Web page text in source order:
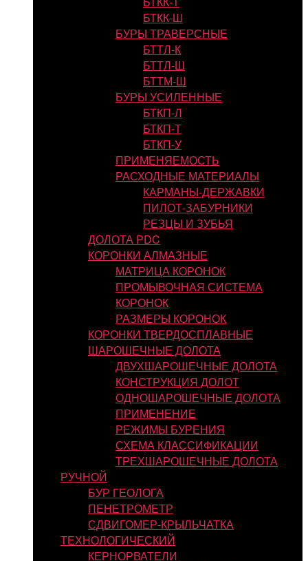
БТКК-Ш
БУРЫ ТРАВЕРСНЫЕ
БТТЛ-К
БТТЛ-Ш
БТТМ-Ш
БУРЫ УСИЛЕННЫЕ
БТКП-Л
БТКП-Т
БТКП-У
ПРИМЕНЯЕМОСТЬ
РАСХОДНЫЕ МАТЕРИАЛЫ
КАРМАНЫ-ДЕРЖАВКИ
ПИЛОТ-ЗАБУРНИКИ
РЕЗЦЫ И ЗУБЬЯ
ДОЛОТА PDC
КОРОНКИ АЛМАЗНЫЕ
МАТРИЦА КОРОНОК
ПРОМЫВОЧНАЯ СИСТЕМА
КОРОНОК
РАЗМЕРЫ КОРОНОК
КОРОНКИ ТВЕРДОСПЛАВНЫЕ
ШАРОШЕЧНЫЕ ДОЛОТА
ДВУХШАРОШЕЧНЫЕ ДОЛОТА
КОНСТРУКЦИЯ ДОЛОТ
ОДНОШАРОШЕЧНЫЕ ДОЛОТА
ПРИМЕНЕНИЕ
РЕЖИМЫ БУРЕНИЯ
СХЕМА КЛАССИФИКАЦИИ
ТРЕХШАРОШЕЧНЫЕ ДОЛОТА
РУЧНОЙ
БУР ГЕОЛОГА
ПЕНЕТРОМЕТР
СДВИГОМЕР-КРЫЛЬЧАТКА
ТЕХНОЛОГИЧЕСКИЙ
КЕРНОРВАТЕЛИ